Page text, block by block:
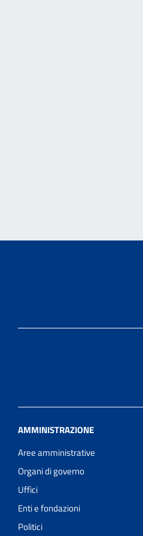
AMMINISTRAZIONE
Aree amministrative
Organi di governo
Uffici
Enti e fondazioni
Politici